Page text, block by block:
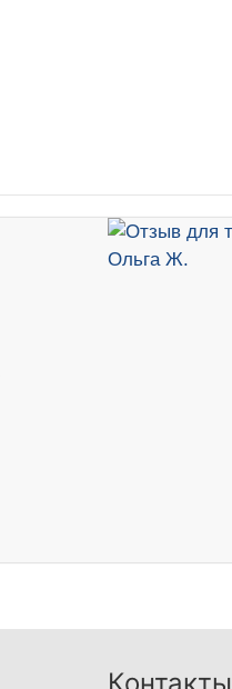
Контакты